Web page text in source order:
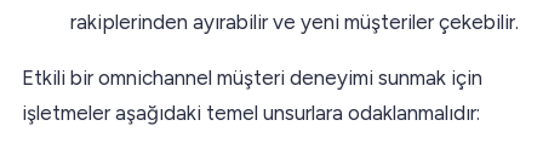
rakiplerinden ayırabilir ve yeni müşteriler çekebilir.
Etkili bir omnichannel müşteri deneyimi sunmak için
işletmeler aşağıdaki temel unsurlara odaklanmalıdır: